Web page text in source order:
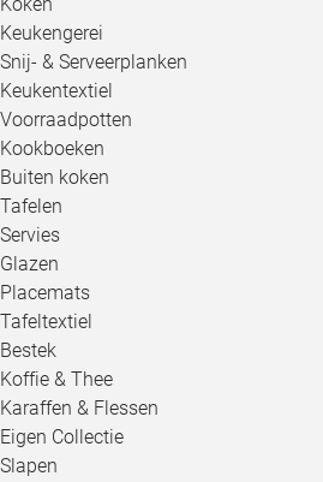
Keukengerei
Snij- & Serveerplanken
Keukentextiel
Voorraadpotten
Kookboeken
Buiten koken
Tafelen
Servies
Glazen
Placemats
Tafeltextiel
Bestek
Koffie & Thee
Karaffen & Flessen
Eigen Collectie
Slapen